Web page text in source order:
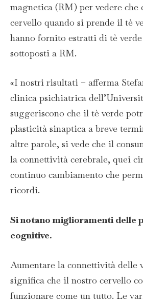
magnetica (RM) per vedere che
cervello quando si prende il tè
hanno fornito estratti di tè
sottoposti a RM.
«I nostri risultati – afferma
clinica psichiatrica
suggeriscono che il tè verde
plasticità sinaptica a breve
altre parole, si vede che il
la connettività cerebrale, quei
continuo cambiamento che
ricordi.
Si notano miglioramenti delle
cognitive.
Aumentare la connettività delle
significa che il nostro cervello
funzionare come un tutto. Le